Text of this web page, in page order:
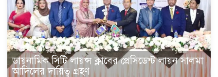
ডায়নামিক সিটি লায়ন্স ক্লাবের প্রেসিডেন্ট লায়ন সালমা
আদিলের দায়িত্ব গ্রহণ